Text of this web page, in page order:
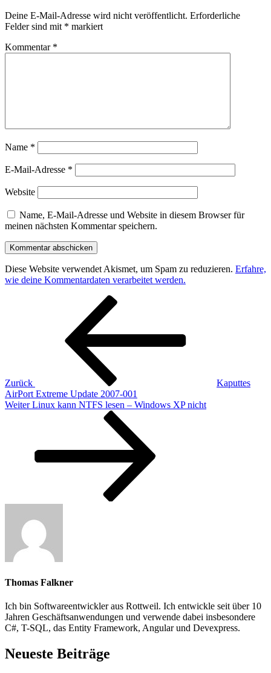
Deine E-Mail-Adresse wird nicht veröffentlicht. Erforderliche
Felder sind mit * markiert
Kommentar *
Name *
E-Mail-Adresse *
Website
Name, E-Mail-Adresse und Website in diesem Browser für
meinen nächsten Kommentar speichern.
Diese Website verwendet Akismet, um Spam zu reduzieren. Erfahre,
wie deine Kommentardaten verarbeitet werden.
Beitragsnavigation
Zurück
Kaputtes
AirPort Extreme Update 2007-001
Nächster
Weiter Linux kann NTFS lesen – Windows XP nicht
Thomas Falkner
Ich bin Softwareentwickler aus Rottweil. Ich entwickle seit über 10
Jahren Geschäftsanwendungen und verwende dabei insbesondere
C#, T-SQL, das Entity Framework, Angular und Devexpress.
Neueste Beiträge